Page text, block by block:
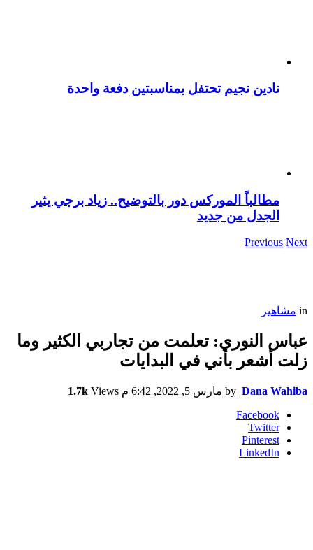
نادين نجيم تحتفل بمناسبتين دفعة واحدة
مطالباً الموركس دور بالتوضيح.. زياد برجي يثير
الجدل من جديد
Previous Next
in مشاهير
عباس النوري: تعلمت من تجاربي الكثير وما
زلت أشعر بأني في البدايات
by Dana Wahiba مارس 5, 2022, 6:42 م 1.7k Views
Facebook
Twitter
Pinterest
LinkedIn